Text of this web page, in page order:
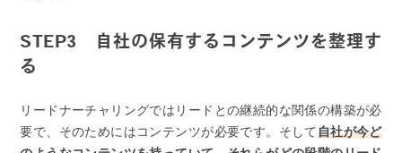
STEP3 自社の保有するコンテンツを整理す
る
リードナーチャリングではリードとの継続的な関係の構築が必
要で、そのためにはコンテンツが必要です。そして自社が今ど